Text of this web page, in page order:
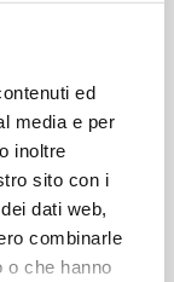
ed
media e per
inoltre
sito con i
dati web,
combinarle
o che hanno
chiusura
a 3 punti di
a 5 punti di
chiusura